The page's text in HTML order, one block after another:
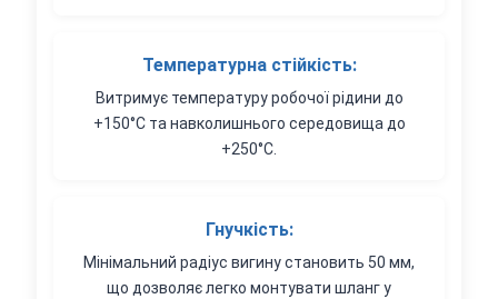
Температурна стійкість:
Витримує температуру робочої рідини до
+150°C та навколишнього середовища до
+250°C.
Гнучкість:
Мінімальний радіус вигину становить 50 мм,
що дозволяє легко монтувати шланг у